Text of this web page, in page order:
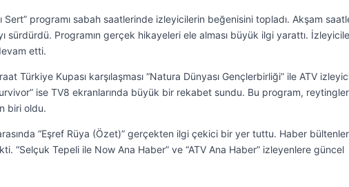
Sert” programı sabah saatlerinde izleyicilerin beğenisini topladı. Akşam
sürdürdü. Programın gerçek hikayeleri ele alması büyük ilgi yarattı.
etti.
Türkiye Kupası karşılaşması “Natura Dünyası Gençlerbirliği” ile ATV
ise TV8 ekranlarında büyük bir rekabet sundu. Bu program,
biri oldu.
“Eşref Rüya (Özet)” gerçekten ilgi çekici bir yer tuttu. Haber
“Selçuk Tepeli ile Now Ana Haber” ve “ATV Ana Haber” izleyenlere güncel